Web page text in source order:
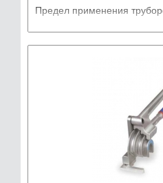
Предел применения